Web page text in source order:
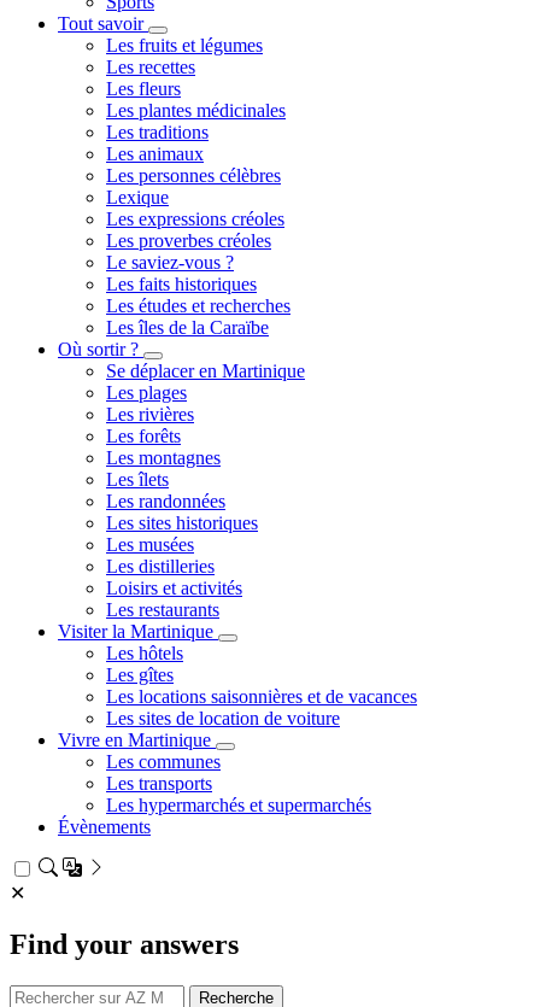
Tout savoir
Toggle
submenu
Les fruits et légumes
Les recettes
Les fleurs
Les plantes médicinales
Les traditions
Les animaux
Les personnes célèbres
Lexique
Les expressions créoles
Les proverbes créoles
Le saviez-vous ?
Les faits historiques
Les études et recherches
Les îles de la Caraïbe
Où sortir ?
Toggle
submenu
Se déplacer en Martinique
Les plages
Les rivières
Les forêts
Les montagnes
Les îlets
Les randonnées
Les sites historiques
Les musées
Les distilleries
Loisirs et activités
Les restaurants
Visiter la Martinique
Toggle
Les hôtels
Les gîtes
Les locations saisonnières et de vacances
Les sites de location de voiture
Vivre en Martinique
Toggle
Les communes
Les transports
Les hypermarchés et supermarchés
Évènements
✕
Find your answers
Recherche